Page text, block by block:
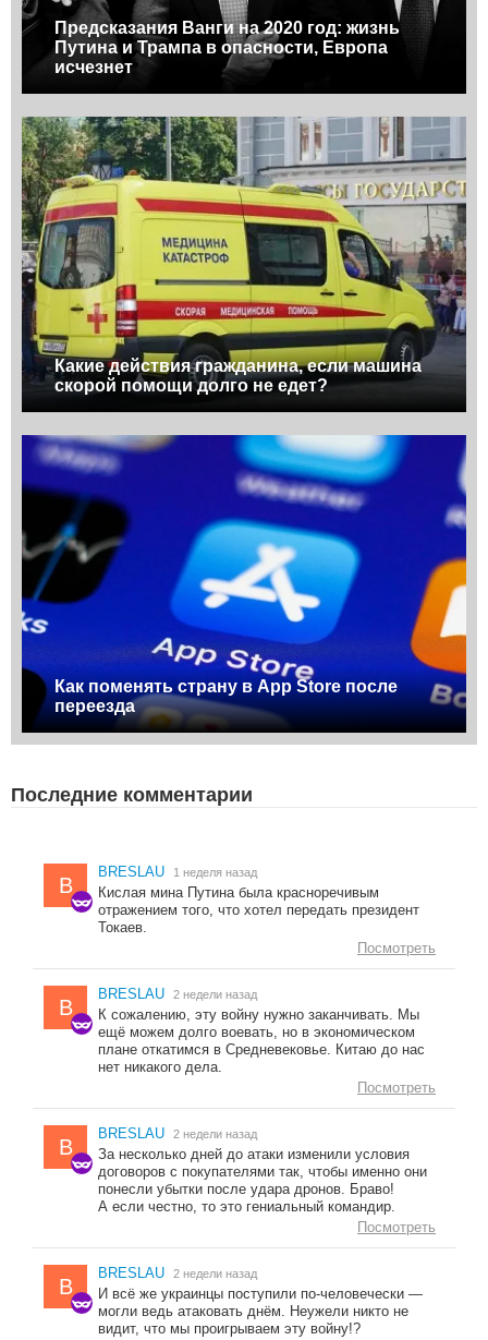
Предсказания Ванги на 2020 год: жизнь
Путина и Трампа в опасности, Европа
исчезнет
Какие действия гражданина, если машина
скорой помощи долго не едет?
Как поменять страну в App Store после
переезда
Последние комментарии
B
BRESLAU 1 неделя назад
Кислая мина Путина была красноречивым
отражением того, что хотел передать президент
Токаев.
Посмотреть
B
BRESLAU 2 недели назад
К сожалению, эту войну нужно заканчивать. Мы
ещё можем долго воевать, но в экономическом
плане откатимся в Средневековье. Китаю до нас
нет никакого дела.
Посмотреть
B
BRESLAU 2 недели назад
За несколько дней до атаки изменили условия
договоров с покупателями так, чтобы именно они
понесли убытки после удара дронов. Браво!
А если честно, то это гениальный командир.
Посмотреть
B
BRESLAU 2 недели назад
И всё же украинцы поступили по-человечески —
могли ведь атаковать днём. Неужели никто не
видит, что мы проигрываем эту войну!?